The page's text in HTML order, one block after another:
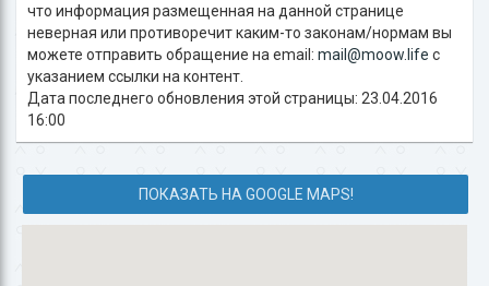
что информация размещенная на данной странице
неверная или противоречит каким-то законам/нормам вы
можете отправить обращение на email: mail@moow.life c
указанием ссылки на контент.
Дата последнего обновления этой страницы: 23.04.2016
16:00
ПОКАЗАТЬ НА GOOGLE MAPS!